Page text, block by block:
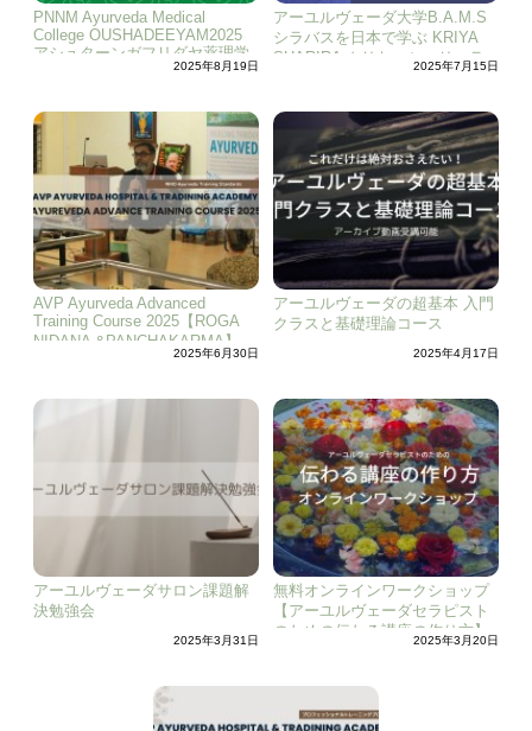
PNNM Ayurveda Medical
College OUSHADEEYAM2025
アシュターンガフリダヤ薬理学
2025年8月19日
アーユルヴェーダ大学B.A.M.S
シラバスを日本で学ぶ KRIYA
SHARIRA クリヤ・シャリーラ
オンラインコース (修了書発行)
2025年7月15日
AVP Ayurveda Advanced
Training Course 2025【ROGA
NIDANA &PANCHAKARMA】
2025年6月30日
アーユルヴェーダの超基本 入門
クラスと基礎理論コース
2025年4月17日
アーユルヴェーダサロン課題解
決勉強会
2025年3月31日
無料オンラインワークショップ
【アーユルヴェーダセラピスト
のための伝わる講座の作り方】
2025年3月20日